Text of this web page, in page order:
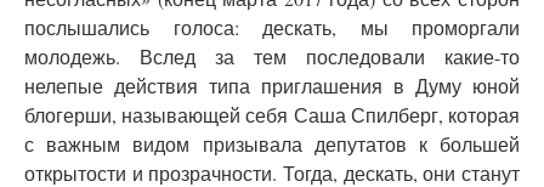
послышались голоса: дескать, мы проморгали
молодежь. Вслед за тем последовали какие-то
нелепые действия типа приглашения в Думу юной
блогерши, называющей себя Саша Спилберг, которая
с важным видом призывала депутатов к большей
открытости и прозрачности. Тогда, дескать, они станут